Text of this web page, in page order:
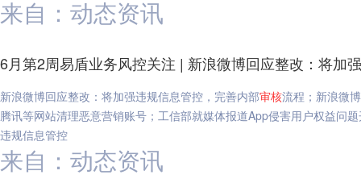
来自：动态资讯
6月第2周易盾业务风控关注 | 新浪微博回应整改：将加
新浪微博回应整改：将加强违规信息管控，完善内部审核流程；新浪微
腾讯等网站清理恶意营销账号；工信部就媒体报道App侵害用户权益问
违规信息管控
来自：动态资讯